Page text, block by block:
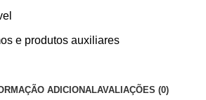
e produtos auxiliares
ADICIONALAVALIAÇÕES (0)